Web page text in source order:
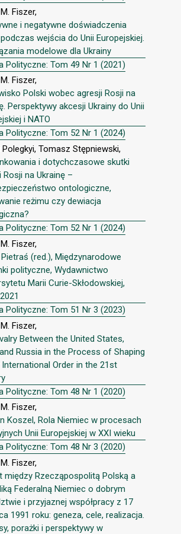
Fiszer,
i negatywne doświadczenia
wejścia do Unii Europejskiej.
modelowe dla Ukrainy
Polityczne: Tom 49 Nr 1 (2021)
Fiszer,
Polski wobec agresji Rosji na
Perspektywy akcesji Ukrainy do Unii
i NATO
Polityczne: Tom 52 Nr 1 (2024)
Polegkyi, Tomasz Stępniewski,
i dotychczasowe skutki
Rosji na Ukrainę –
ontologiczne,
reżimu czy dewiacja
Polityczne: Tom 52 Nr 1 (2024)
Fiszer,
(red.), Międzynarodowe
polityczne, Wydawnictwo
Marii Curie-Skłodowskiej,
Polityczne: Tom 51 Nr 3 (2023)
Fiszer,
Between the United States,
Russia in the Process of Shaping
Order in the 21st
Polityczne: Tom 48 Nr 1 (2020)
Fiszer,
Koszel, Rola Niemiec w procesach
Unii Europejskiej w XXI wieku
Polityczne: Tom 48 Nr 3 (2020)
Fiszer,
między Rzecząpospolitą Polską a
Federalną Niemiec o dobrym
i przyjaznej współpracy z 17
1991 roku: geneza, cele, realizacja.
porażki i perspektywy w